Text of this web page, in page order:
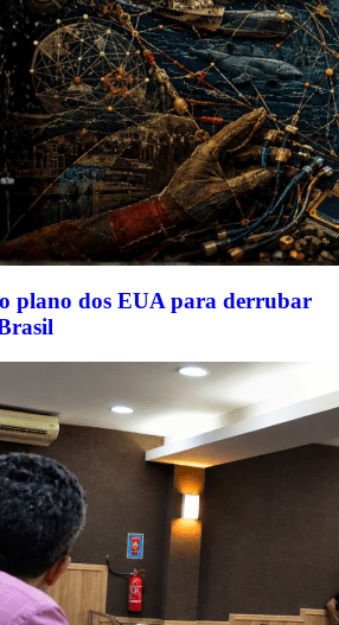
plano dos EUA para derrubar